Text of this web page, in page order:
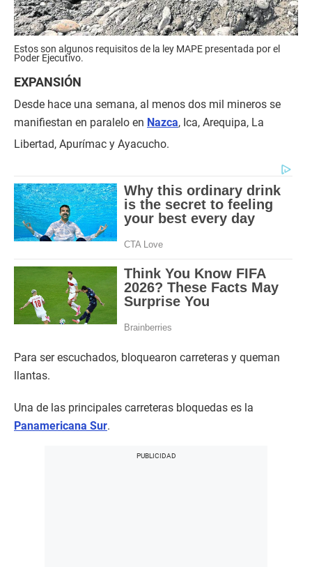
Estos son algunos requisitos de la ley MAPE presentada por el
Poder Ejecutivo.
EXPANSIÓN
Desde hace una semana, al menos dos mil mineros se
manifiestan en paralelo en Nazca, Ica, Arequipa, La
Libertad, Apurímac y Ayacucho.
Para ser escuchados, bloquearon carreteras y queman
llantas.
Una de las principales carreteras bloquedas es la
Panamericana Sur.